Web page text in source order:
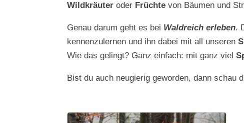
Wildkräuter oder Früchte von Bäumen und
Genau darum geht es bei Waldreich erleben.
kennenzulernen und ihn dabei mit all unseren
Wie das gelingt? Ganz einfach: mit ganz viel
Bist du auch neugierig geworden, dann schau